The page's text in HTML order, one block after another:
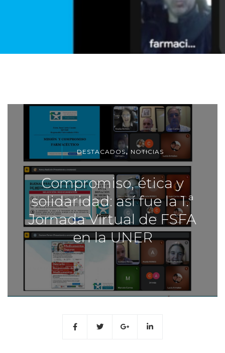
DESTACADOS, NOTICIAS
Compromiso, ética y
solidaridad: así fue la 1.ª
Jornada Virtual de FSFA
en la UNER